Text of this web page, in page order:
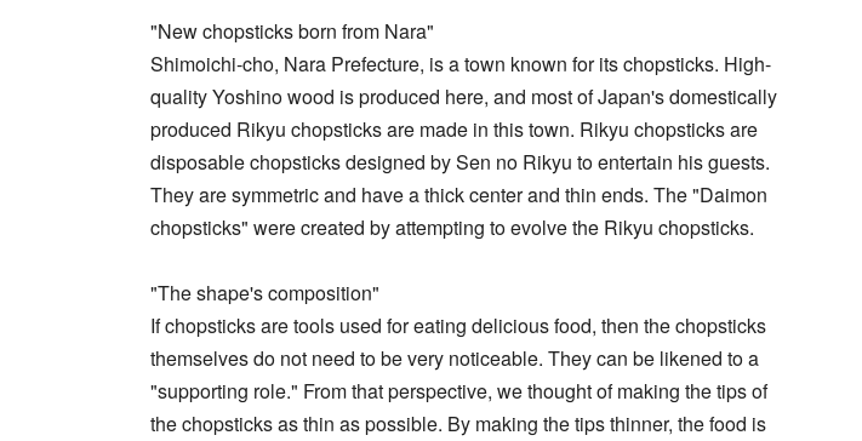
"New chopsticks born from Nara"
Shimoichi-cho, Nara Prefecture, is a town known for its chopsticks. High-
quality Yoshino wood is produced here, and most of Japan's domestically
produced Rikyu chopsticks are made in this town. Rikyu chopsticks are
disposable chopsticks designed by Sen no Rikyu to entertain his guests.
They are symmetric and have a thick center and thin ends. The "Daimon
chopsticks" were created by attempting to evolve the Rikyu chopsticks.
"The shape's composition"
If chopsticks are tools used for eating delicious food, then the chopsticks
themselves do not need to be very noticeable. They can be likened to a
"supporting role." From that perspective, we thought of making the tips of
the chopsticks as thin as possible. By making the tips thinner, the food is